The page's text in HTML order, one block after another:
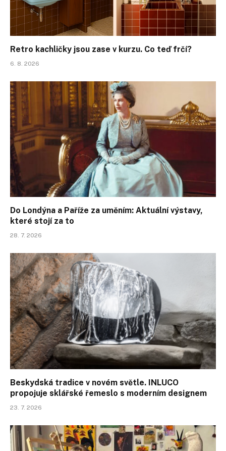
Retro kachličky jsou zase v kurzu. Co teď frčí?
6. 8. 2026
Do Londýna a Paříže za uměním: Aktuální výstavy,
které stojí za to
28. 7. 2026
Beskydská tradice v novém světle. INLUCO
propojuje sklářské řemeslo s moderním designem
23. 7. 2026